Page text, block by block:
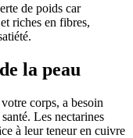
de poids car
riches en fibres,
la peau
corps, a besoin
Les nectarines
à leur teneur en cuivre